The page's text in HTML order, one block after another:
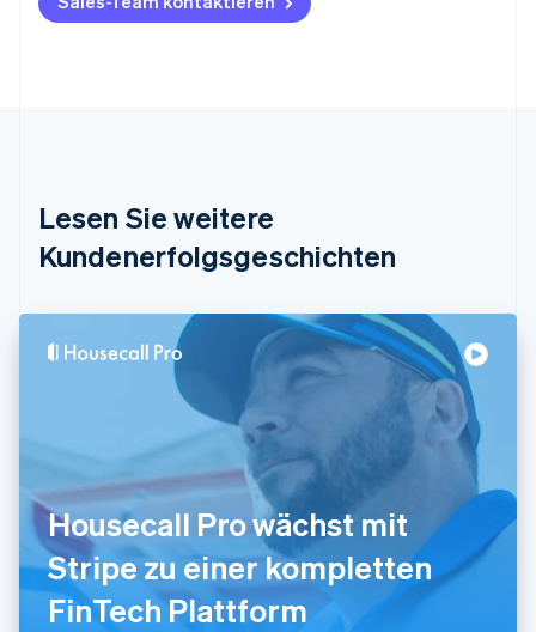
Lesen Sie weitere
Kundenerfolgsgeschichten
Housecall Pro wächst mit
Stripe zu einer kompletten
FinTech Plattform
NederlandsFrançaisDeutschEnglish
DeutschEnglish
English
简体中文English
EnglishSvenska
Griechenland
English
Indien
English
Irland
English